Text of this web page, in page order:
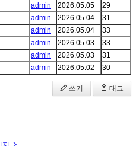
admin 2026.05.05
29
admin 2026.05.04
31
admin 2026.05.04
33
admin 2026.05.03
33
admin 2026.05.03
31
admin 2026.05.02 30
쓰기 태그